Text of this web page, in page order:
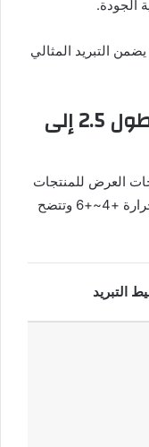
الجودة.
التبريد المثالي
1- ثلاجة خضار مكشوفة بطول 2.5 إلى
العرض للمنتجات
الغذائية مثل الخضار، والتي تعمل بدرجة حرارة +4~+6 وتتضح
التبريد